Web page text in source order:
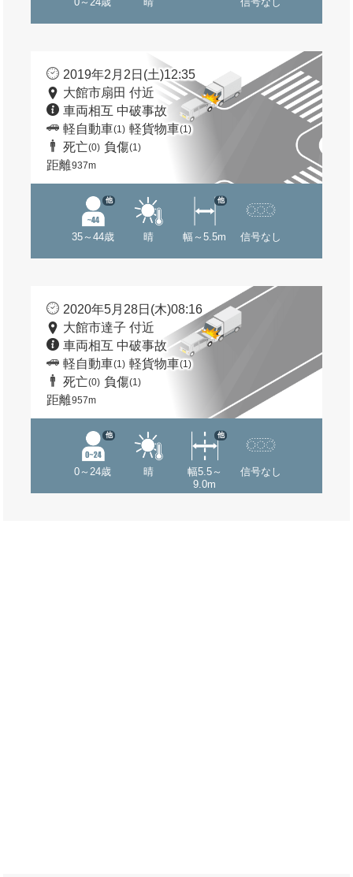
2019年2月2日(土)12:35
大館市扇田 付近
車両相互 中破事故
軽自動車(1) 軽貨物車(1)
死亡(0) 負傷(1)
距離937m
35～44歳
他
晴 幅～5.5m
他
信号なし
2020年5月28日(木)08:16
大館市達子 付近
車両相互 中破事故
軽自動車(1) 軽貨物車(1)
死亡(0) 負傷(1)
距離957m
0～24歳
他
晴
幅5.5～
9.0m
他
信号なし